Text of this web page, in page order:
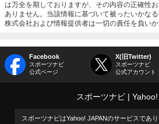
は万全を期しておりますが、その内容の正確性
ありません。当該情報に基づいて被ったいかな
株式会社および情報提供者は一切の責任を負いか
Facebook
スポーツナビ
公式ページ
X(旧Twitter)
スポーツナビ
公式アカウント
スポーツナビ
スポーツナビはYahoo! JAPANのサービスであ